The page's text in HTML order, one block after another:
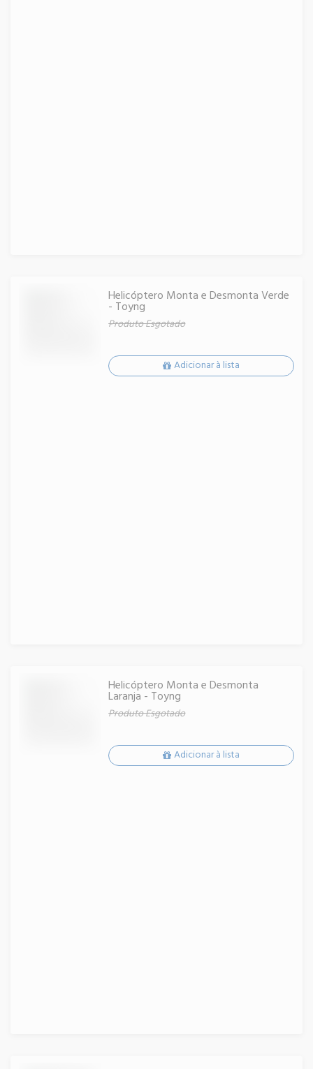
Helicóptero Monta e Desmonta Verde
- Toyng
Produto Esgotado
Adicionar à lista
Helicóptero Monta e Desmonta
Laranja - Toyng
Produto Esgotado
Adicionar à lista